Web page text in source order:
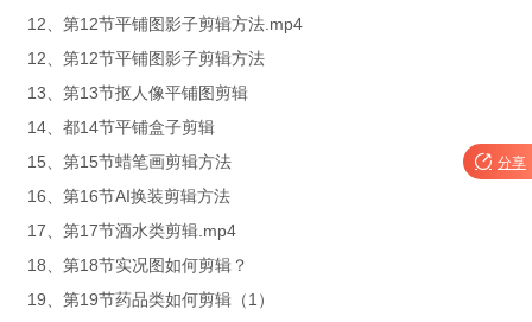
12、第12节平铺图影子剪辑方法.mp4
12、第12节平铺图影子剪辑方法
13、第13节抠人像平铺图剪辑
14、都14节平铺盒子剪辑
15、第15节蜡笔画剪辑方法
16、第16节AI换装剪辑方法
17、第17节酒水类剪辑.mp4
18、第18节实况图如何剪辑？
19、第19节药品类如何剪辑（1）
 分享